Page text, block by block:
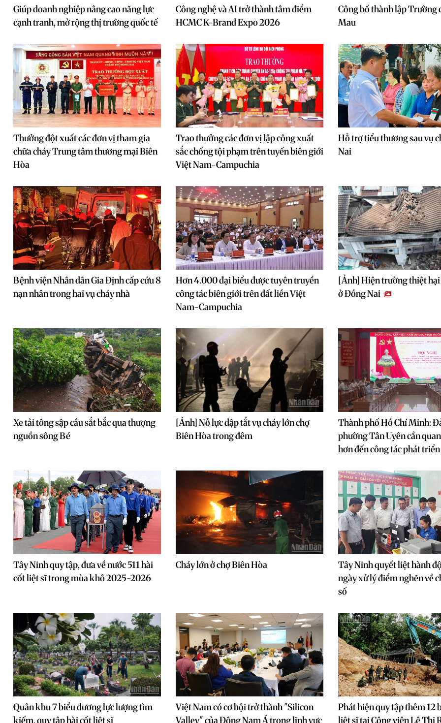
Giúp doanh nghiệp nâng cao năng lực
cạnh tranh, mở rộng thị trường quốc tế
Công nghệ và AI trở thành tâm điểm
HCMC K-Brand Expo 2026
Công bố thành lập Trường
Mau
Thưởng đột xuất các đơn vị tham gia
chữa cháy Trung tâm thương mại Biên
Hòa
Trao thưởng các đơn vị lập công xuất
sắc chống tội phạm trên tuyến biên giới
Việt Nam-Campuchia
Hỗ trợ tiểu thương sau vụ
Nai
Bệnh viện Nhân dân Gia Định cấp cứu 8
nạn nhân trong hai vụ cháy nhà
Hơn 4.000 đại biểu được tuyên truyền
công tác biên giới trên đất liền Việt
Nam-Campuchia
[Ảnh] Hiện trường thiệt hại
ở Đồng Nai
Xe tải tông sập cầu sắt bắc qua thượng
nguồn sông Bé
[Ảnh] Nỗ lực dập tắt vụ cháy lớn chợ
Biên Hòa trong đêm
Thành phố Hồ Chí Minh:
phường Tân Uyên cần
hơn đến công tác phát
Tây Ninh quy tập, đưa về nước 511 hài
cốt liệt sĩ trong mùa khô 2025-2026
Cháy lớn ở chợ Biên Hòa
Tây Ninh quyết liệt hành
ngày xử lý điểm nghẽn về
số
Quân khu 7 biểu dương lực lượng tìm
kiếm, quy tập hài cốt liệt sĩ
Việt Nam có cơ hội trở thành "Silicon
Valley" của Đông Nam Á trong lĩnh vực
Phát hiện quy tập thêm 12
liệt sĩ tại Công viên Lê Thị